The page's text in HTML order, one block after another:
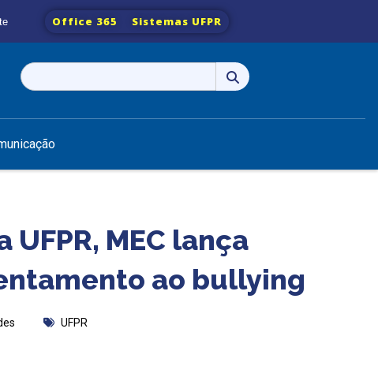
Office 365 Sistemas UFPR
Pesquisar
por:
MEC lança
ao bullying
UFPR